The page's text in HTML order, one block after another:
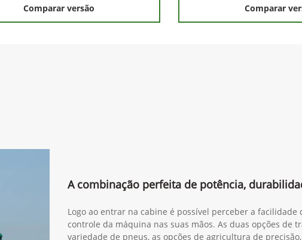
Comparar versão Comparar
A combinação perfeita de potência,
Logo ao entrar na cabine é possível perceber a facilidade
controle da máquina nas suas mãos. As duas opções de
variedade de pneus, as opções de agricultura de